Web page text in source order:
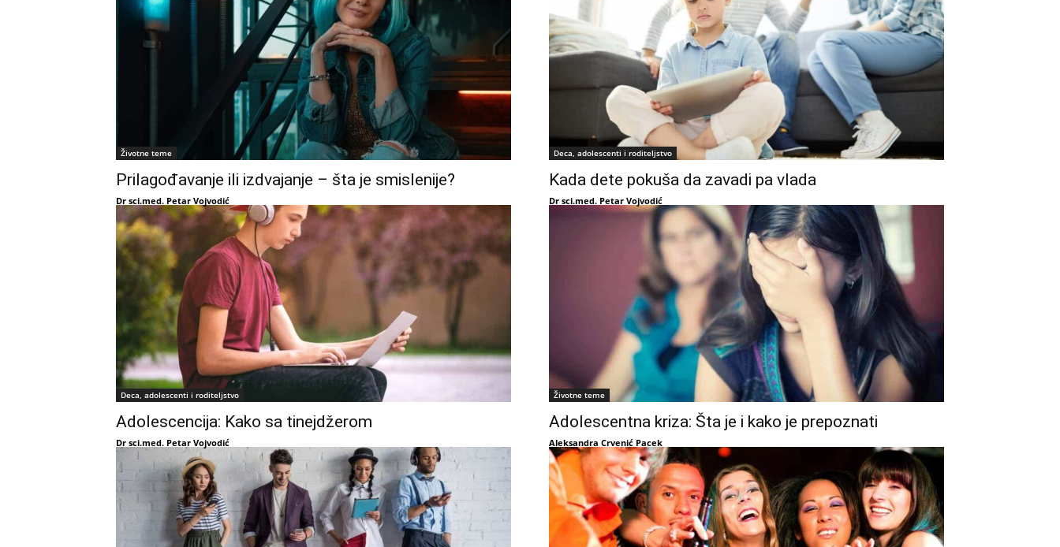
Životne teme
Prilagođavanje ili izdvajanje – šta je smislenije?
Dr sci.med. Petar Vojvodić
Deca, adolescenti i roditeljstvo
Kada dete pokuša da zavadi pa vlada
Dr sci.med. Petar Vojvodić
Deca, adolescenti i roditeljstvo
Adolescencija: Kako sa tinejdžerom
Dr sci.med. Petar Vojvodić
Životne teme
Adolescentna kriza: Šta je i kako je prepoznati
Aleksandra Crvenić Pacek